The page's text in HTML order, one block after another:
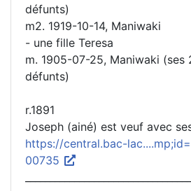
défunts)
m2. 1919-10-14, Maniwaki
- une fille Teresa
m. 1905-07-25, Maniwaki (ses
défunts)
r.1891
Joseph (ainé) est veuf avec
https://central.bac-
00735